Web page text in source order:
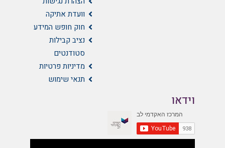
וועדת אתיקה
חוק חופש המידע
נציב קבילות
סטודנטים
מדיניות פרטיות
תנאי שימוש
וידאו